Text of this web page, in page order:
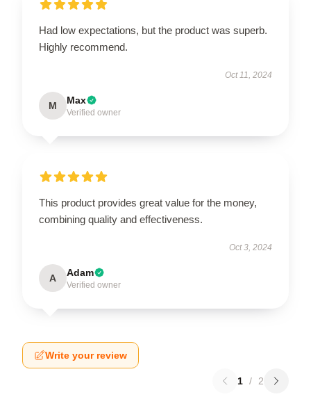
Had low expectations, but the product was superb.
Highly recommend.
Oct 11, 2024
M Max
Verified owner
This product provides great value for the money,
combining quality and effectiveness.
Oct 3, 2024
A Adam
Verified owner
Write your review
1 / 2